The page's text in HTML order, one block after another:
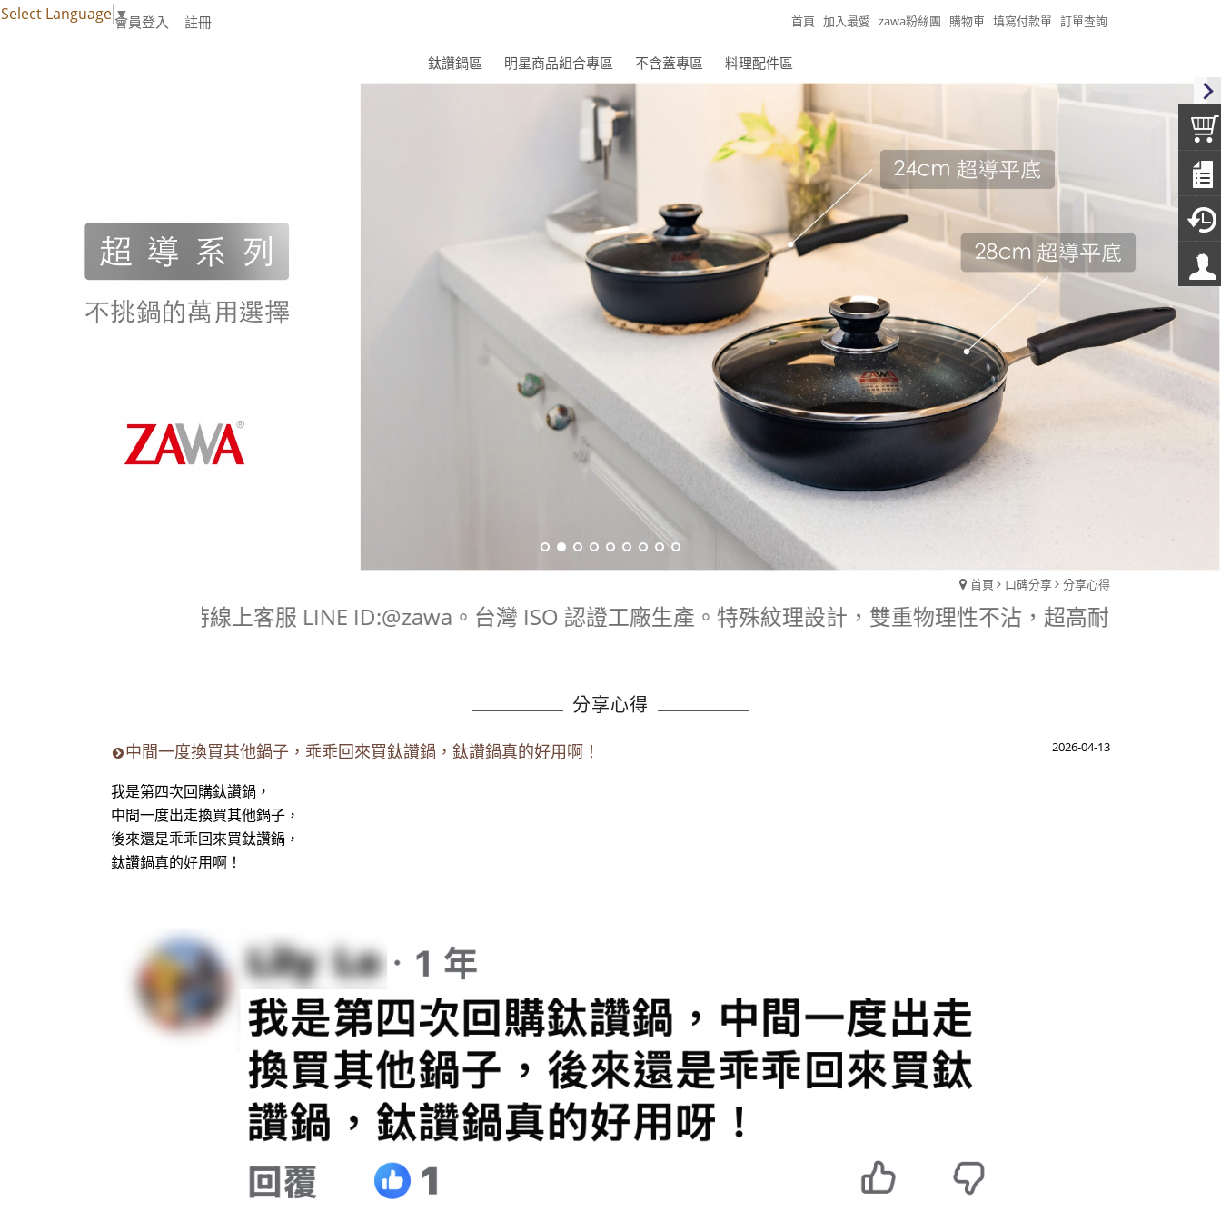
Select Language ▼ 首頁 加入最愛 zawa粉絲團 購物車 填寫付款單 訂單查詢
會員登入 註冊
鈦讚鍋區 明星商品組合專區 不含蓋專區 料理配件區
首頁 口碑分享 分享心得
即時線上客服 LINE ID:@zawa。台灣 ISO 認證工廠生產。特殊紋理設計，雙重物理性不沾，超高耐用度。不用
分享心得
2026-04-13
中間一度換買其他鍋子，乖乖回來買鈦讚鍋，鈦讚鍋真的好用啊！
我是第四次回購鈦讚鍋，
中間一度出走換買其他鍋子，
後來還是乖乖回來買鈦讚鍋，
鈦讚鍋真的好用啊！